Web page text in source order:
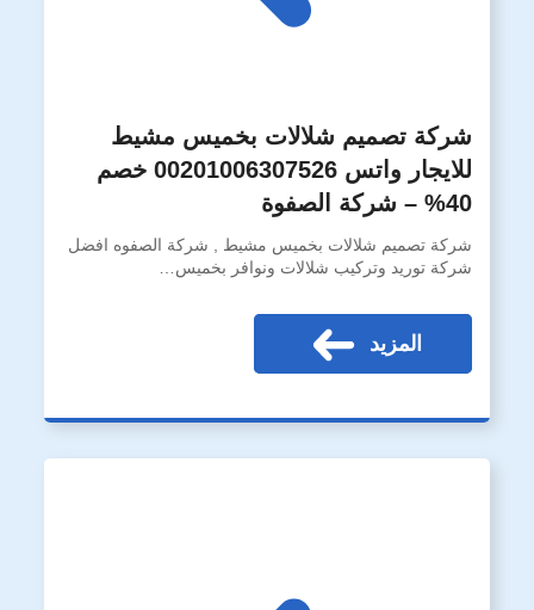
شركة تصميم شلالات بخميس مشيط
للايجار واتس 00201006307526 خصم
40% – شركة الصفوة
شركة تصميم شلالات بخميس مشيط , شركة الصفوه افضل
شركة توريد وتركيب شلالات ونوافر بخميس…
المزيد